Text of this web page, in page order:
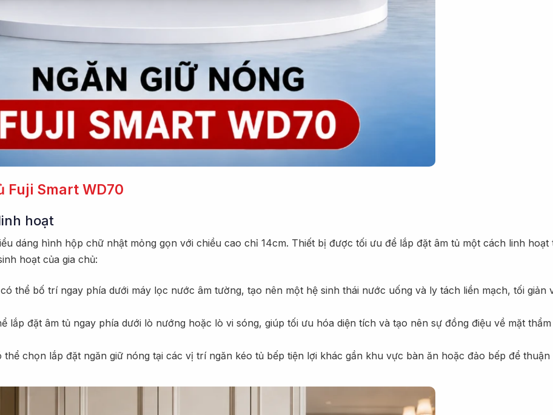
Fuji Smart WD70
hoạt
dáng hình hộp chữ nhật mỏng gọn với chiều cao chỉ 14cm. Thiết bị được tối ưu để lắp đặt âm tủ một cách linh hoạt
hoạt của gia chủ:
thể bố trí ngay phía dưới máy lọc nước âm tường, tạo nên một hệ sinh thái nước uống và ly tách liền mạch, tối giản
lắp đặt âm tủ ngay phía dưới lò nướng hoặc lò vi sóng, giúp tối ưu hóa diện tích và tạo nên sự đồng điệu về mặt
thể chọn lắp đặt ngăn giữ nóng tại các vị trí ngăn kéo tủ bếp tiện lợi khác gần khu vực bàn ăn hoặc đảo bếp để thuận